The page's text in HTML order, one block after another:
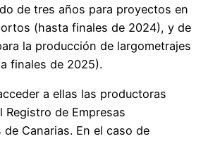
de tres años para proyectos en
(hasta finales de 2024), y de
la producción de largometrajes
finales de 2025).
a ellas las productoras
Registro de Empresas
de Canarias. En el caso de